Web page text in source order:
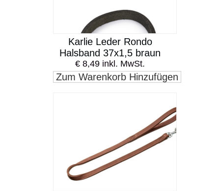
Karlie Leder Rondo
Halsband 37x1,5 braun
€ 8,49 inkl. MwSt.
Zum Warenkorb Hinzufügen